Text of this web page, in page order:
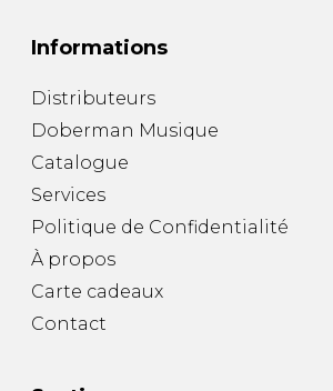
Informations
Distributeurs
Doberman Musique
Catalogue
Services
Politique de Confidentialité
À propos
Carte cadeaux
Contact